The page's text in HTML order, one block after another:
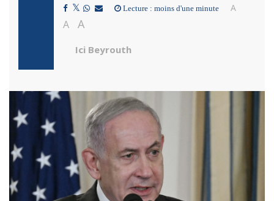
Lecture : moins d'une minute A
A A
Ici Beyrouth